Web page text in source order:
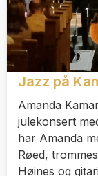
Jazz på
Amanda
julekonsert
har Amanda
Røed,
Høines og